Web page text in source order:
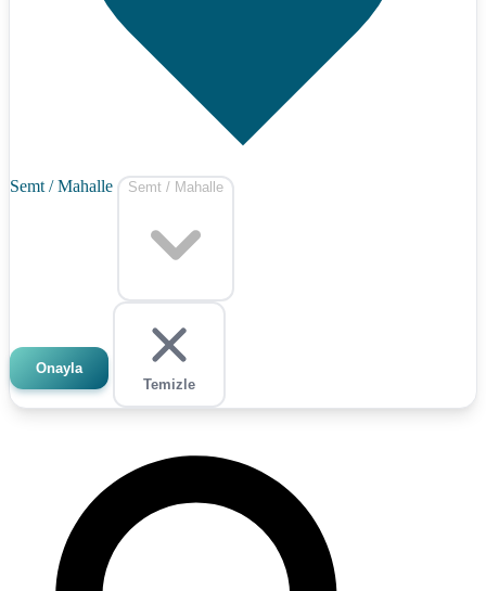
Semt / Mahalle Semt / Mahalle
Onayla
Temizle